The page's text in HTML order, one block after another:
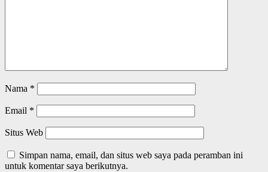
Nama *
Email *
Situs Web
Simpan nama, email, dan situs web saya pada peramban ini
untuk komentar saya berikutnya.